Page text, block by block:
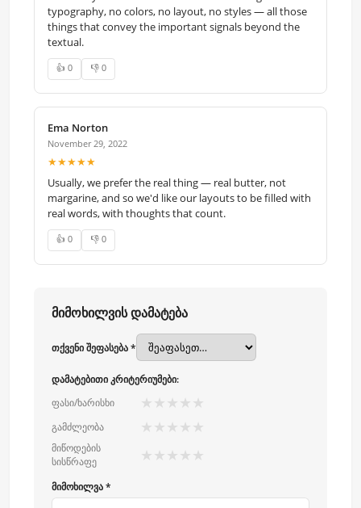
typography, no colors, no layout, no styles — all those
things that convey the important signals beyond the
textual.
👍 0 👎 0
Ema Norton
November 29, 2022
★★★★★
Usually, we prefer the real thing — real butter, not
margarine, and so we'd like our layouts to be filled with
real words, with thoughts that count.
👍 0 👎 0
მიმოხილვის დამატება
თქვენი შეფასება *
დამატებითი კრიტერიუმები:
ფასი/ხარისხი
★ ★ ★ ★ ★
გამძლეობა ★ ★ ★ ★ ★
მიწოდების
სისწრაფე
★ ★ ★ ★ ★
მიმოხილვა *